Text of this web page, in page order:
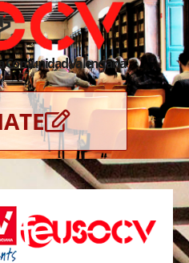
Comunidad Valenciana